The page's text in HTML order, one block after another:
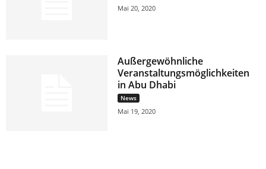
Mai 20, 2020
Außergewöhnliche
Veranstaltungsmöglichkeiten
in Abu Dhabi
News
Mai 19, 2020